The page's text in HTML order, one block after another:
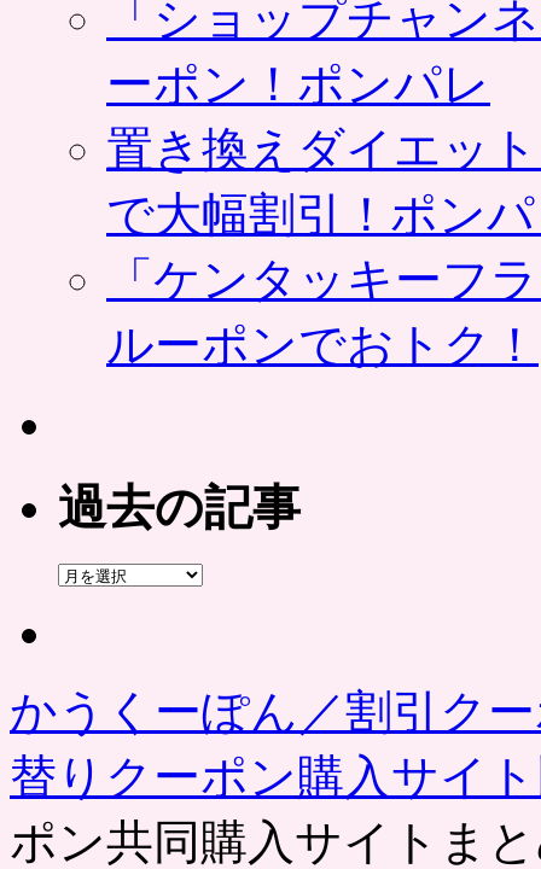
「ショップチャン
ーポン！ポンパレ
置き換えダイエッ
で大幅割引！ポン
「ケンタッキーフ
ルーポンでおトク！
過去の記事
過
かうくーぽん／割引ク
替りクーポン購入サイ
ポン共同購入サイトま